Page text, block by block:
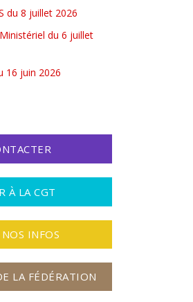
du 8 juillet 2026
du 6 juillet
16 juin 2026
À LA CGT
INFOS
LA FÉDÉRATION